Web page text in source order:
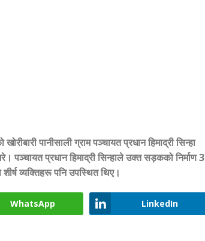
पानीसाली ग्राम पञ्चायत प्रधान हिमाद्री सिन्हा
पञ्चायत प्रधान हिमाद्री सिन्हाले उक्त सड़कको निर्माण 3
व्यक्तिहरू पनि उपस्थित थिए।
WhatsApp LinkedIn